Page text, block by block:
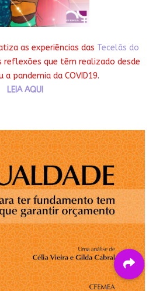
as experiências das Tecelãs do
reflexões que têm realizado desde
a pandemia da COVID19.
LEIA AQUI